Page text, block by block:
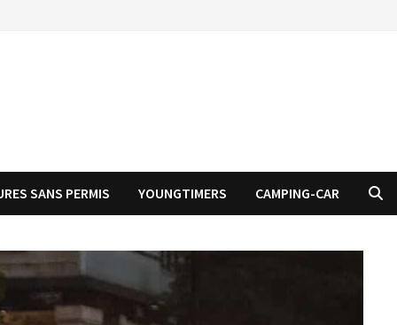
SANS PERMIS YOUNGTIMERS CAMPING-CAR